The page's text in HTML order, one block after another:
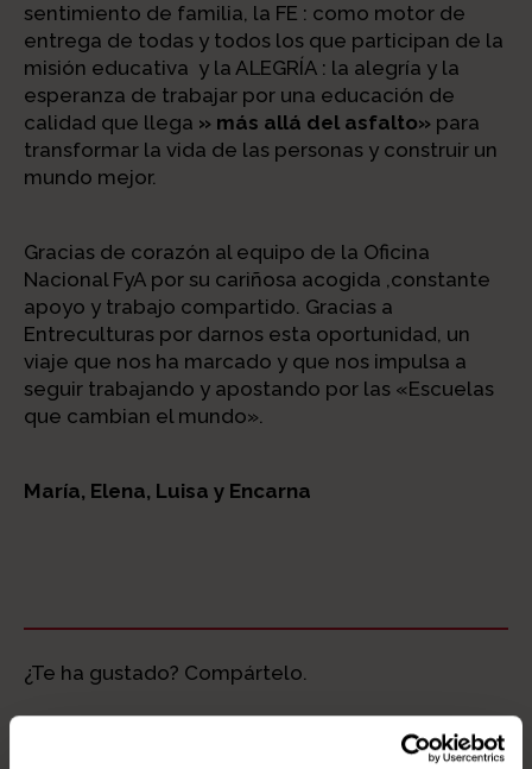
sentimiento de familia, la FE : como motor de
entrega de todas y todos los que participan de la
misión educativa y la ALEGRÍA : la alegría y la
esperanza de trabajar por una educación de
calidad que llega » más allá del asfalto» para
transformar la vida de las personas y construir un
mundo mejor.
Gracias de corazón al equipo de la Oficina
Nacional FyA por su cariñosa acogida ,constante
apoyo y trabajo compartido. Gracias a
Entreculturas por darnos esta oportunidad, un
viaje que nos ha marcado y que nos impulsa a
seguir trabajando y apostando por las «Escuelas
que cambian el mundo».
María, Elena, Luisa y Encarna
¿Te ha gustado? Compártelo.